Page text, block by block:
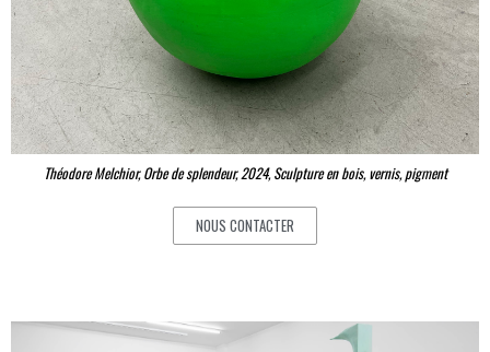
Théodore Melchior, Orbe de splendeur, 2024, Sculpture en bois, vernis, pigment
NOUS CONTACTER